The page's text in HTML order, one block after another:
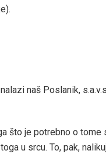
naš Poslanik,
što je potrebno o tome
u srcu. To, pak,